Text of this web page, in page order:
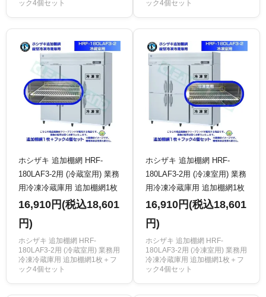
ック4個セット ック4個セット
ホシザキ 追加棚網 HRF-
180LAF3-2用 (冷蔵室用) 業務
用冷凍冷蔵庫用 追加棚網1枚
＋フック4個セット
16,910円(税込18,601
円)
ホシザキ 追加棚網 HRF-
180LAF3-2用 (冷蔵室用) 業務用
冷凍冷蔵庫用 追加棚網1枚＋フ
ック4個セット
ホシザキ 追加棚網 HRF-
180LAF3-2用 (冷凍室用) 業務
用冷凍冷蔵庫用 追加棚網1枚
＋フック4個セット
16,910円(税込18,601
円)
ホシザキ 追加棚網 HRF-
180LAF3-2用 (冷凍室用) 業務用
冷凍冷蔵庫用 追加棚網1枚＋フ
ック4個セット